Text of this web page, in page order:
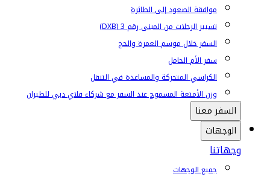
موافقة الصعود إلى الطائرة
تسيير الرحلات من المبنى رقم 3 (DXB)
السفر خلال موسم العمرة والحج
سفر الأم الحامل
الكراسي المتحركة والمساعدة في التنقل
وزن الأمتعة المسموح عند السفر مع شركاء فلاي دبي للطيران
السفر معنا
الوجهات
وجهاتنا
جميع الوجهات